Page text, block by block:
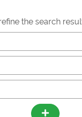
the search